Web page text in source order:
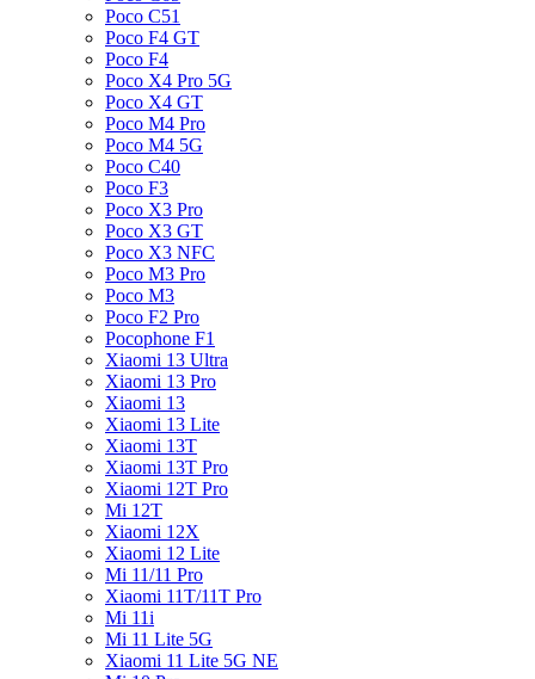
Poco C51
Poco F4 GT
Poco F4
Poco X4 Pro 5G
Poco X4 GT
Poco M4 Pro
Poco M4 5G
Poco C40
Poco F3
Poco X3 Pro
Poco X3 GT
Poco X3 NFC
Poco M3 Pro
Poco M3
Poco F2 Pro
Pocophone F1
Xiaomi 13 Ultra
Xiaomi 13 Pro
Xiaomi 13
Xiaomi 13 Lite
Xiaomi 13T
Xiaomi 13T Pro
Xiaomi 12T Pro
Mi 12T
Xiaomi 12X
Xiaomi 12 Lite
Mi 11/11 Pro
Xiaomi 11T/11T Pro
Mi 11i
Mi 11 Lite 5G
Xiaomi 11 Lite 5G NE